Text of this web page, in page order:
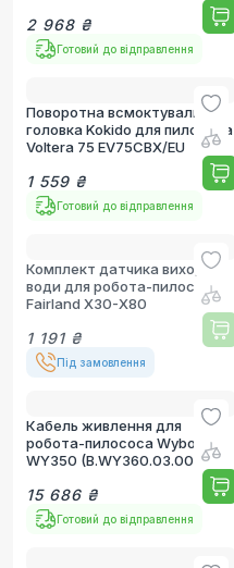
2 968 ₴
Готовий до відправлення
Поворотна всмоктувальна
головка Kokido для пилососа
Voltera 75 EV75CBX/EU
1 559 ₴
Готовий до відправлення
Комплект датчика виходу з
води для робота-пилососа
Fairland X30-X80
1 191 ₴
Під замовлення
Кабель живлення для
робота-пилососа Wybotics
WY350 (B.WY360.03.002)
15 686 ₴
Готовий до відправлення